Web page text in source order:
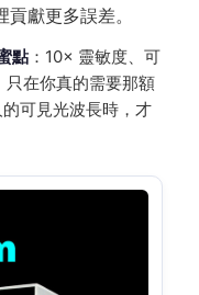
獻更多誤差。
點 ：10× 靈敏度、可
在你真的需要那額
可見光波長時，才